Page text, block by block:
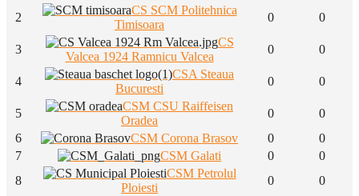
2
CS SCM Politehnica
Timisoara
0 0
3
CS
Valcea 1924 Ramnicu Valcea
0 0
4
CSA Steaua
Bucuresti
0 0
5
CSM CSU Raiffeisen
Oradea
0
0
6
CSM Corona Brasov 0
0
7
CSM Galati 0
0
8
CSM Petrolul
Ploiesti
0
0